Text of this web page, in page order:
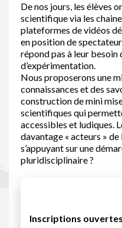
De nos jours, les élèves
scientifique via les
plateformes de vidéos
en position de
répond pas à leur besoin
d’expérimentation.
Nous proposerons une
connaissances et des
construction de mini
scientifiques qui
accessibles et ludiques.
davantage « acteurs »
s’appuyant sur une
pluridisciplinaire ?
Inscriptions ouvertes